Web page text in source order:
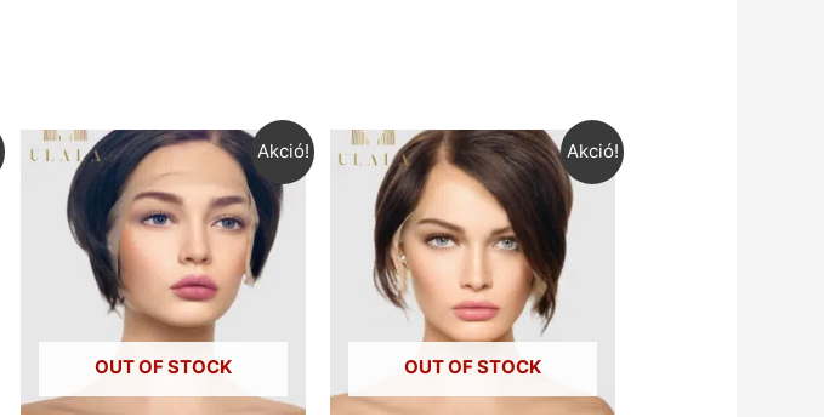
Akció!
OUT OF STOCK
Akció!
OUT OF STOCK